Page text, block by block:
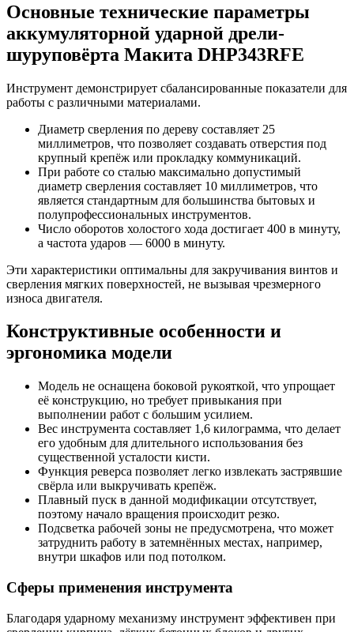
Основные технические параметры
аккумуляторной ударной дрели-
шуруповёрта Макита DHP343RFE
Инструмент демонстрирует сбалансированные показатели для
работы с различными материалами.
Диаметр сверления по дереву составляет 25
миллиметров, что позволяет создавать отверстия под
крупный крепёж или прокладку коммуникаций.
При работе со сталью максимально допустимый
диаметр сверления составляет 10 миллиметров, что
является стандартным для большинства бытовых и
полупрофессиональных инструментов.
Число оборотов холостого хода достигает 400 в минуту,
а частота ударов — 6000 в минуту.
Эти характеристики оптимальны для закручивания винтов и
сверления мягких поверхностей, не вызывая чрезмерного
износа двигателя.
Конструктивные особенности и
эргономика модели
Модель не оснащена боковой рукояткой, что упрощает
её конструкцию, но требует привыкания при
выполнении работ с большим усилием.
Вес инструмента составляет 1,6 килограмма, что делает
его удобным для длительного использования без
существенной усталости кисти.
Функция реверса позволяет легко извлекать застрявшие
свёрла или выкручивать крепёж.
Плавный пуск в данной модификации отсутствует,
поэтому начало вращения происходит резко.
Подсветка рабочей зоны не предусмотрена, что может
затруднить работу в затемнённых местах, например,
внутри шкафов или под потолком.
Сферы применения инструмента
Благодаря ударному механизму инструмент эффективен при